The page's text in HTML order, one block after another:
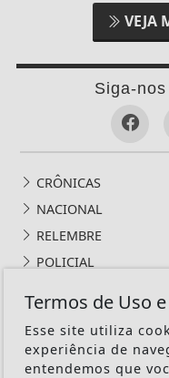
VEJA
Siga-
CRÔNICAS
NACIONAL
RELEMBRE
POLICIAL
POLÍTICA
CONTOS DE
CIDADES
Termos de Uso
Esse site utiliza
experiência de
entendemos que